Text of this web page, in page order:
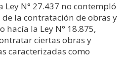
Ley N° 27.437 no contempló
la contratación de obras y
hacía la Ley N° 18.875,
ciertas obras y
caracterizadas como